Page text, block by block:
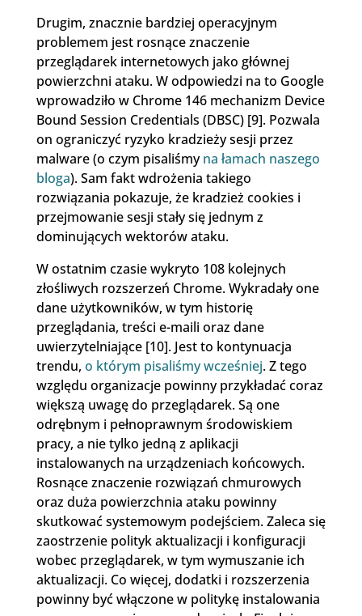
Drugim, znacznie bardziej operacyjnym
problemem jest rosnące znaczenie
przeglądarek internetowych jako głównej
powierzchni ataku. W odpowiedzi na to Google
wprowadziło w Chrome 146 mechanizm Device
Bound Session Credentials (DBSC) [9]. Pozwala
on ograniczyć ryzyko kradzieży sesji przez
malware (o czym pisaliśmyna łamach naszego
bloga). Sam fakt wdrożenia takiego
rozwiązania pokazuje, że kradzież cookies i
przejmowanie sesji stały się jednym z
dominujących wektorów ataku.
W ostatnim czasie wykryto 108 kolejnych
złośliwych rozszerzeń Chrome. Wykradały one
dane użytkowników, w tym historię
przeglądania, treści e-maili oraz dane
uwierzytelniające [10]. Jest to kontynuacja
trendu, o którym pisaliśmy wcześniej. Z tego
względu organizacje powinny przykładać coraz
większą uwagę do przeglądarek. Są one
odrębnym i pełnoprawnym środowiskiem
pracy, a nie tylko jedną z aplikacji
instalowanych na urządzeniach końcowych.
Rosnące znaczenie rozwiązań chmurowych
oraz duża powierzchnia ataku powinny
skutkować systemowym podejściem. Zaleca się
zaostrzenie polityk aktualizacji i konfiguracji
wobec przeglądarek, w tym wymuszanie ich
aktualizacji. Co więcej, dodatki i rozszerzenia
powinny być włączone w politykę instalowania